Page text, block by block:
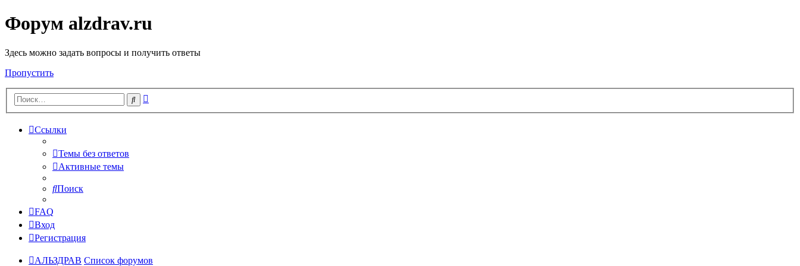
Форум alzdrav.ru
Здесь можно задать вопросы и получить ответы
Пропустить
Поиск
Ссылки
Темы без ответов
Активные темы
Поиск
FAQ
Вход
Регистрация
АЛЬЗДРАВ Список форумов